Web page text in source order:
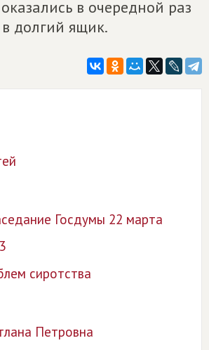
в очередной раз
долгий ящик.
Госдумы 22 марта
сиротства
Петровна